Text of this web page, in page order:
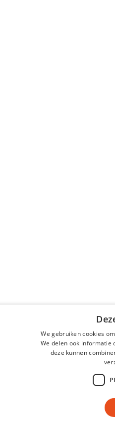
voorbehouden. Website by
We gebruiken cookies
We delen ook informatie
deze kunnen